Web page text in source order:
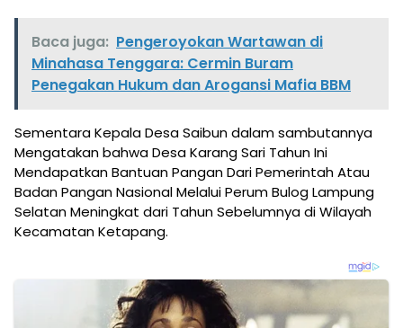
Baca juga: Pengeroyokan Wartawan di
Minahasa Tenggara: Cermin Buram
Penegakan Hukum dan Arogansi Mafia BBM
Sementara Kepala Desa Saibun dalam sambutannya
Mengatakan bahwa Desa Karang Sari Tahun Ini
Mendapatkan Bantuan Pangan Dari Pemerintah Atau
Badan Pangan Nasional Melalui Perum Bulog Lampung
Selatan Meningkat dari Tahun Sebelumnya di Wilayah
Kecamatan Ketapang.